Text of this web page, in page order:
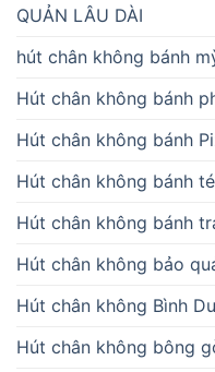
QUẢN LÂU DÀI
hút chân không bánh
Hút chân không bánh
Hút chân không bánh
Hút chân không bánh
Hút chân không bánh
Hút chân không bảo
Hút chân không Bình
Hút chân không bông